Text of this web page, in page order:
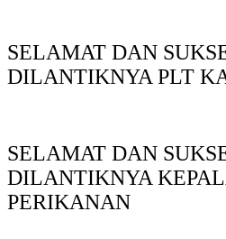
SELAMAT DAN
DILANTIKNYA PLT
SELAMAT DAN
DILANTIKNYA
PERIKANAN